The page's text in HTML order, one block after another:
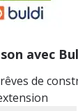
avec
de